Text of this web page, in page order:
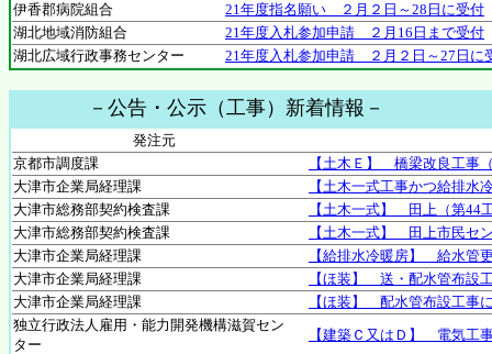
伊香郡病院組合
21年度指名願い ２月２日～28日に受付
湖北地域消防組合
21年度入札参加申請 ２月16日まで受付
湖北広域行政事務センター
21年度入札参加申請 ２月２日～27日に
－公告・公示（工事）新着情報－
発注元
京都市調度課
【土木Ｅ】 橋梁改良工事
大津市企業局経理課
【土木一式工事かつ給排
大津市総務部契約検査課
【土木一式】 田上（第44
大津市総務部契約検査課
【土木一式】 田上市民セ
大津市企業局経理課
【給排水冷暖房】 給水管
大津市企業局経理課
【ほ装】 送・配水管布設
大津市企業局経理課
【ほ装】 配水管布設工事
独立行政法人雇用・能力開発機構滋賀セン
ター
【建築Ｃ又はＤ】 電気工